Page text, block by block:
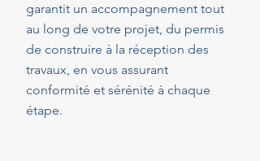
garantit un accompagnement tout
au long de votre projet, du permis
de construire à la réception des
travaux, en vous assurant
conformité et sérénité à chaque
étape.